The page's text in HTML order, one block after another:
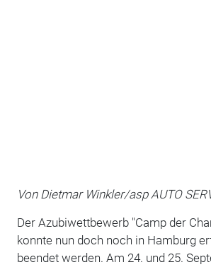
Von Dietmar Winkler/asp AUTO
Der Azubiwettbewerb "Camp der
konnte nun doch noch in Hamburg
beendet werden. Am 24. und 25.